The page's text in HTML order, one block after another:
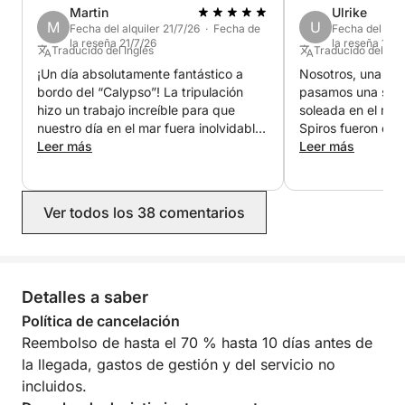
diario, pero hasta 6 en los viajes de varios días, ya
que el patrón necesita un camarote.
El combustible está incluido en el precio del tour
diario. Tiene un coste adicional para los viajes de
varios días o de una semana.
M
Martin
Fecha del alquiler 21/7/26 · Fecha de
la reseña 21/7/26
Traducido del Inglés
¡Un día absolutamente fantástico a
bordo del “Calypso”! La tripulación
hizo un trabajo increíble para que
nuestro día en el mar fuera inolvidable.
Gracias a todos por un día tan variado
Leer más
U
Ulrike
Fecha del
la reseña 17/
Traducido del
Nosotros, una
pasamos una
soleada en el
Spiros fueron
nos llevaron por
Leer más
Ver todos los 38 comentarios
Detalles a saber
Política de cancelación
Reembolso de hasta el 70 % hasta 10 días antes de
la llegada, gastos de gestión y del servicio no
incluidos.